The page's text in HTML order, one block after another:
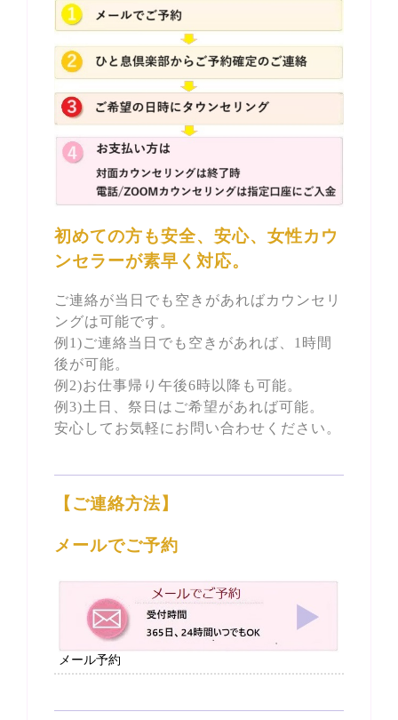
初めての方も安全、安心、女性カウ
ンセラーが素早く対応。
ご連絡が当日でも空きがあればカウンセリ
ングは可能です。
例1)ご連絡当日でも空きがあれば、1時間
後が可能。
例2)お仕事帰り午後6時以降も可能。
例3)土日、祭日はご希望があれば可能。
安心してお気軽にお問い合わせください。
【ご連絡方法】
メールでご予約
メール予約